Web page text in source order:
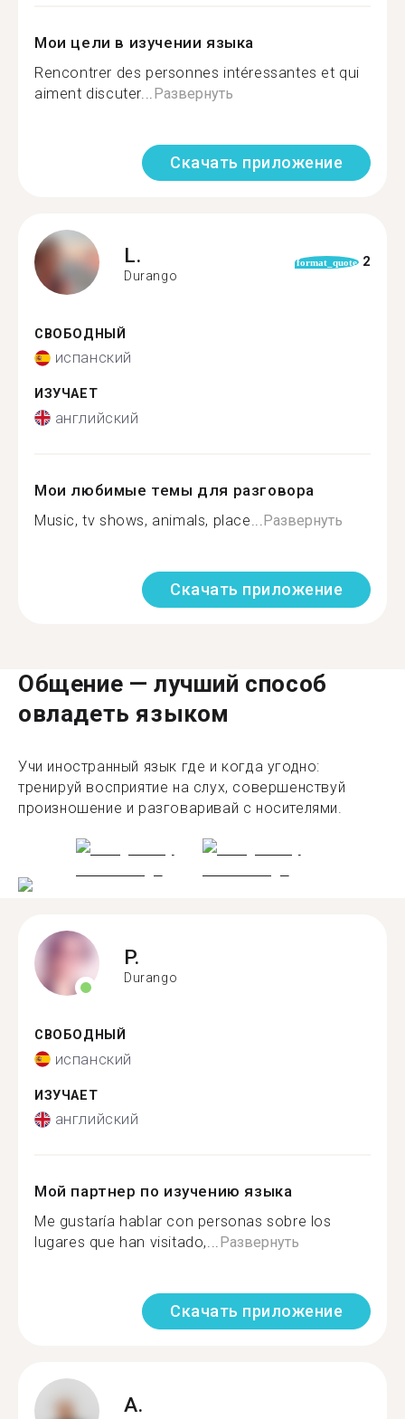
Мои цели в изучении языка
Rencontrer des personnes intéressantes et qui
aiment discuter... Развернуть
Скачать приложение
L.
Durango
format_quote 2
СВОБОДНЫЙ
испанский
ИЗУЧАЕТ
английский
Мои любимые темы для разговора
Music, tv shows, animals, place... Развернуть
Скачать приложение
Общение — лучший способ
овладеть языком
Учи иностранный язык где и когда угодно:
тренируй восприятие на слух, совершенствуй
произношение и разговаривай с носителями.
P.
Durango
СВОБОДНЫЙ
испанский
ИЗУЧАЕТ
английский
Мой партнер по изучению языка
Me gustaría hablar con personas sobre los
lugares que han visitado,...Развернуть
Скачать приложение
A.